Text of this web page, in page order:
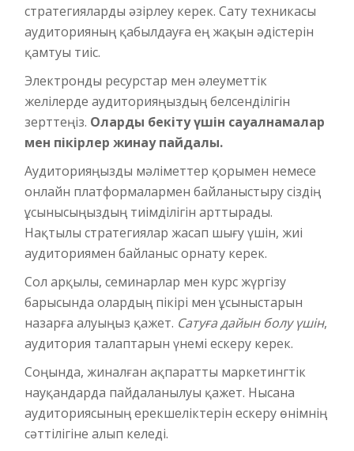
стратегияларды әзірлеу керек. Сату техникасы
аудиторияның қабылдауға ең жақын әдістерін
қамтуы тиіс.
Электронды ресурстар мен әлеуметтік
желілерде аудиторияңыздың белсенділігін
зерттеңіз. Оларды бекіту үшін сауалнамалар
мен пікірлер жинау пайдалы.
Аудиторияңызды мәліметтер қорымен немесе
онлайн платформалармен байланыстыру сіздің
ұсынысыңыздың тиімділігін арттырады.
Нақтылы стратегиялар жасап шығу үшін, жиі
аудиториямен байланыс орнату керек.
Сол арқылы, семинарлар мен курс жүргізу
барысында олардың пікірі мен ұсыныстарын
назарға алуыңыз қажет. Сатуға дайын болу үшін,
аудитория талаптарын үнемі ескеру керек.
Соңында, жиналған ақпаратты маркетингтік
науқандарда пайдаланылуы қажет. Нысана
аудиториясының ерекшеліктерін ескеру өнімнің
сәттілігіне алып келеді.